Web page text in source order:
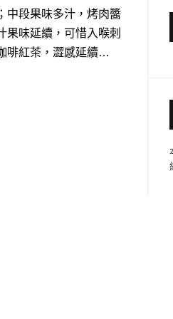
中段果味多汁，烤肉醬
果味延續，可惜入喉刺
啡紅茶，澀感延續…